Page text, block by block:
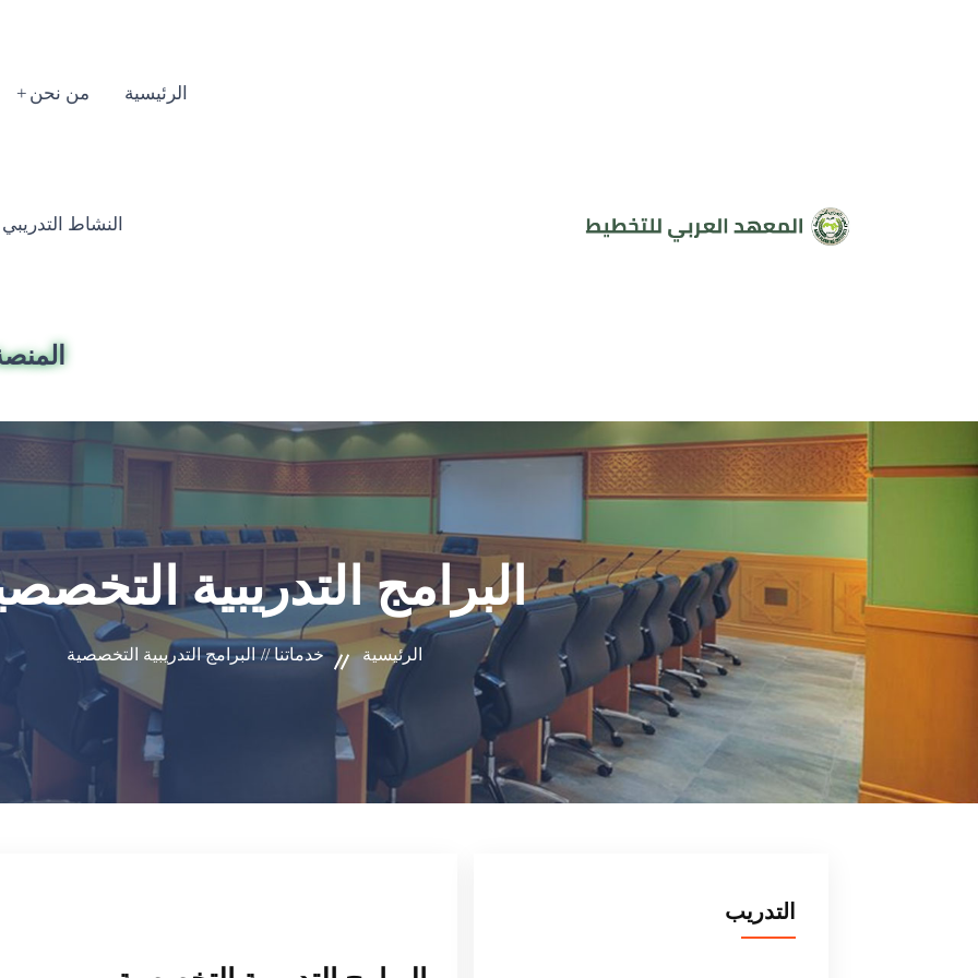
الرئيسية من نحن
النشاط التدريبي
البرامج التدريبية
الرئيسية خدماتنا // البرامج التدريبية التخصصية
التدريب